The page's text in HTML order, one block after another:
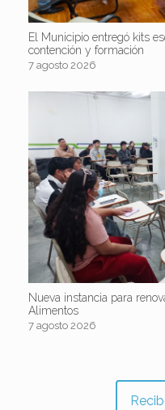
El Municipio entregó kits
contención y formación
7 agosto 2026
Nueva instancia para
Alimentos
7 agosto 2026